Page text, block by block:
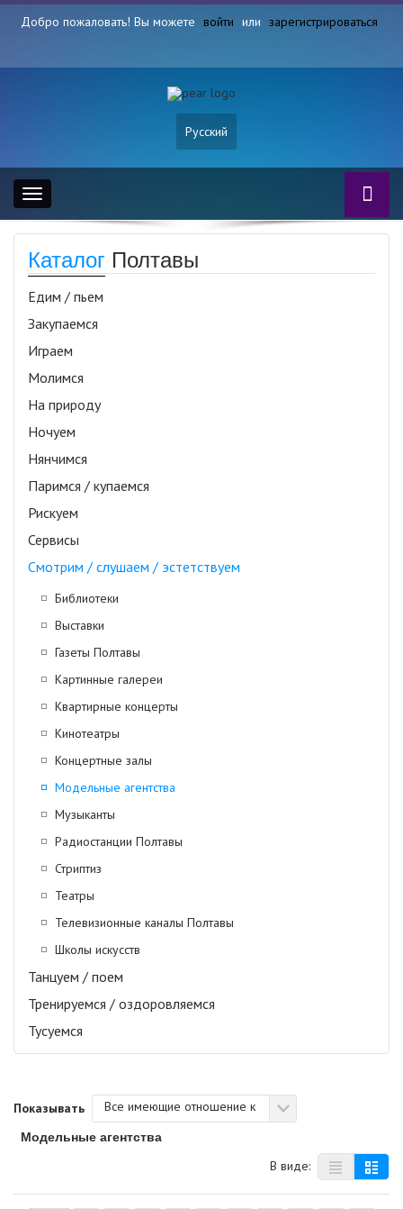
Добро пожаловать! Вы можете войти или зарегистрироваться
Русский
Toggle
navigation
Каталог Полтавы
Едим / пьем
Закупаемся
Играем
Молимся
На природу
Ночуем
Нянчимся
Паримся / купаемся
Рискуем
Сервисы
Смотрим / слушаем / эстетствуем
Библиотеки
Выставки
Газеты Полтавы
Картинные галереи
Квартирные концерты
Кинотеатры
Концертные залы
Модельные агентства
Музыканты
Радиостанции Полтавы
Стриптиз
Театры
Телевизионные каналы Полтавы
Школы искусств
Танцуем / поем
Тренируемся / оздоровляемся
Тусуемся
Показывать Все имеющие отношение к
Модельные агентства
В виде: